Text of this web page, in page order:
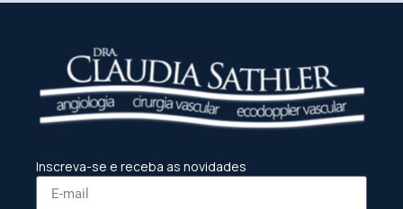
Inscreva-se e receba as novidades